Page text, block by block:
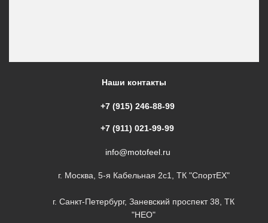
Наши контакты
+7 (915) 246-88-99
+7 (911) 021-99-99
info@motofeel.ru
г. Москва, 5-я Кабельная 2с1, ТК "СпортЕХ"
г. Санкт-Петербург, Заневский проспект 38, ТК
"НЕО"